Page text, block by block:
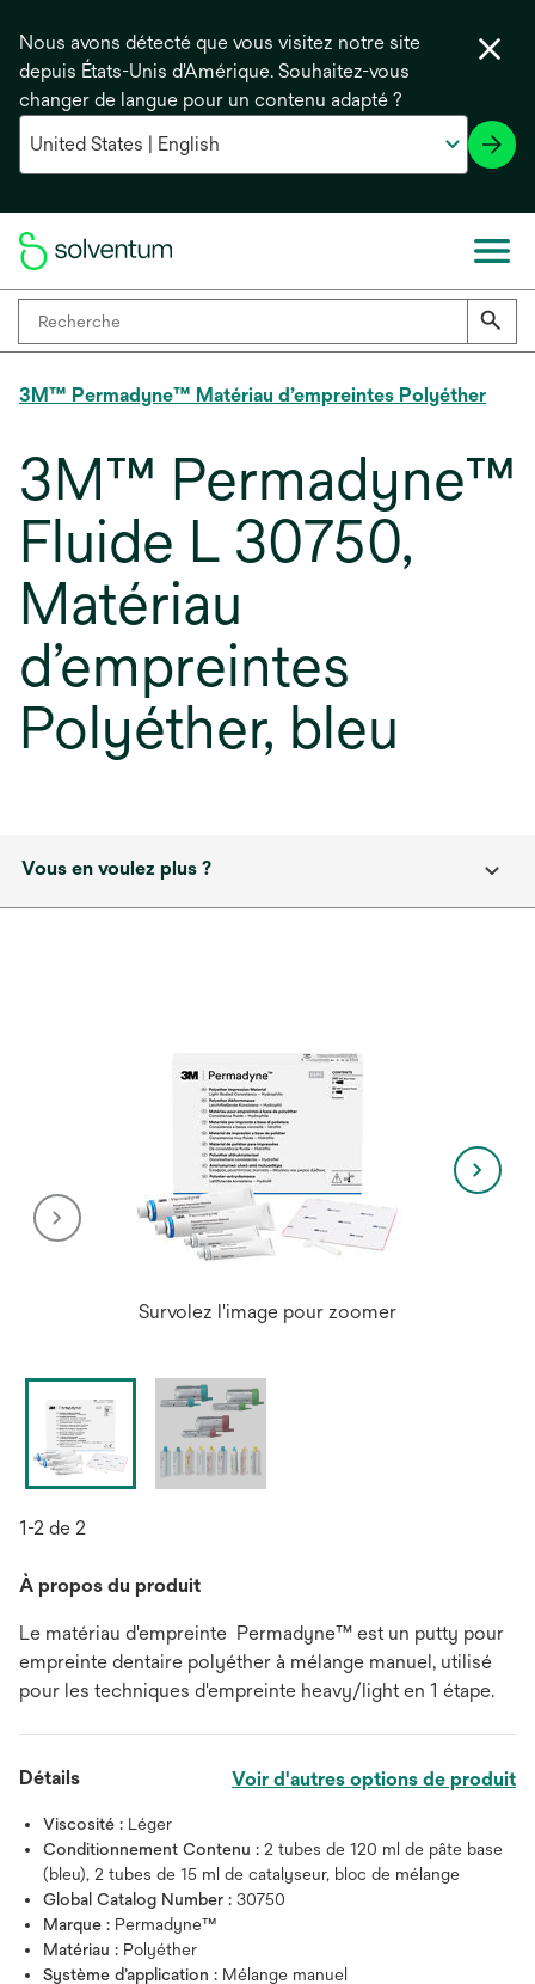
Nous avons détecté que vous visitez notre site
depuis États-Unis d'Amérique. Souhaitez-vous
changer de langue pour un contenu adapté ?
3M™ Permadyne™ Matériau d’empreintes Polyéther
3M™ Permadyne™
Fluide L 30750,
Matériau
d’empreintes
Polyéther, bleu
Vous en voulez plus ?
Survolez l'image pour zoomer
1-2 de 2
À propos du produit
Le matériau d'empreinte Permadyne™ est un putty pour
empreinte dentaire polyéther à mélange manuel, utilisé
pour les techniques d'empreinte heavy/light en 1 étape.
Détails Voir d'autres options de produit
Viscosité : Léger
Conditionnement Contenu : 2 tubes de 120 ml de pâte base
(bleu), 2 tubes de 15 ml de catalyseur, bloc de mélange
Global Catalog Number : 30750
Marque : Permadyne™
Matériau : Polyéther
Système d’application : Mélange manuel